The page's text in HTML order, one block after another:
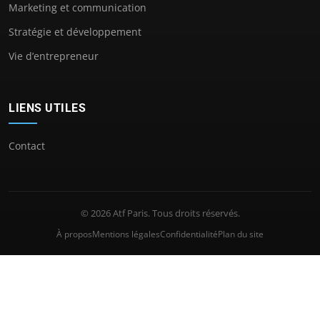
Marketing et communication
Stratégie et développement
Vie d’entrepreneur
LIENS UTILES
Contact
© 2026 Atf Paris. Tous droits réservés.
À proposMentions légalesConfidentialitéPlan du site